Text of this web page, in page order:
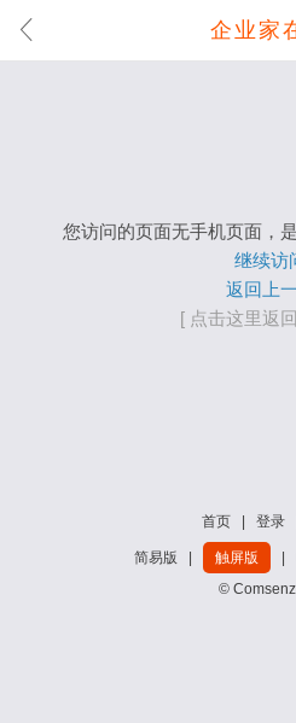
企业家
您访问的页面无手机页面，
继续访
返回上
[ 点击这里返
首页 登录
简易版 触屏版
©